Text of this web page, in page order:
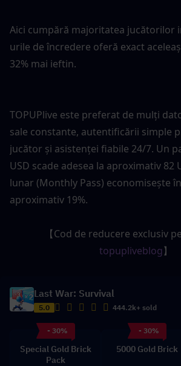
Aici cumpără majoritatea jucătorilor
urile de încredere oferă exact
32% mai ieftin.
TOPUPlive este preferat de mulți
sale constante, autentificării simple
jucător și asistenței fiabile 24/7. Un
USD scade adesea la aproximativ 82
lunar (Monthly Pass) economisește
aproximativ 19%.
topupliveblog】
Last War: Survival
5.0 444.2k+ sold
- 30%
Special Gold Brick
Pack
- 30%
5000 Gold Brick